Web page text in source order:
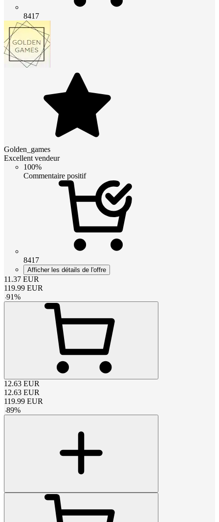
8417
Golden_games
Excellent vendeur
100%
Commentaire positif
8417
Afficher les détails de l'offre
11.37 EUR
119.99 EUR
-91%
12.63 EUR
12.63 EUR
119.99 EUR
-89%